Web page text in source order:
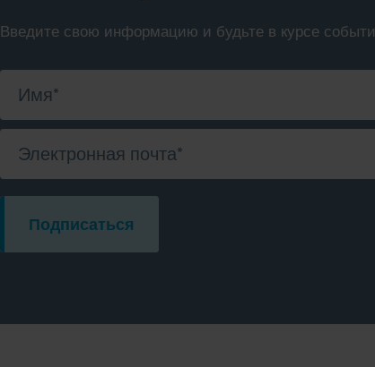
Введите свою информацию и будьте в курсе
Имя*
Электронная почта*
Подписаться